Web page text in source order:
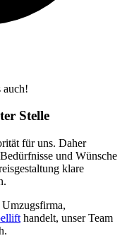
auch!
Stelle
für uns. Daher
und Wünsche
klare
handelt, unser Team